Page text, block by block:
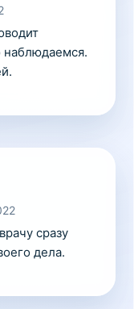
наблюдаемся.
сразу
дела.